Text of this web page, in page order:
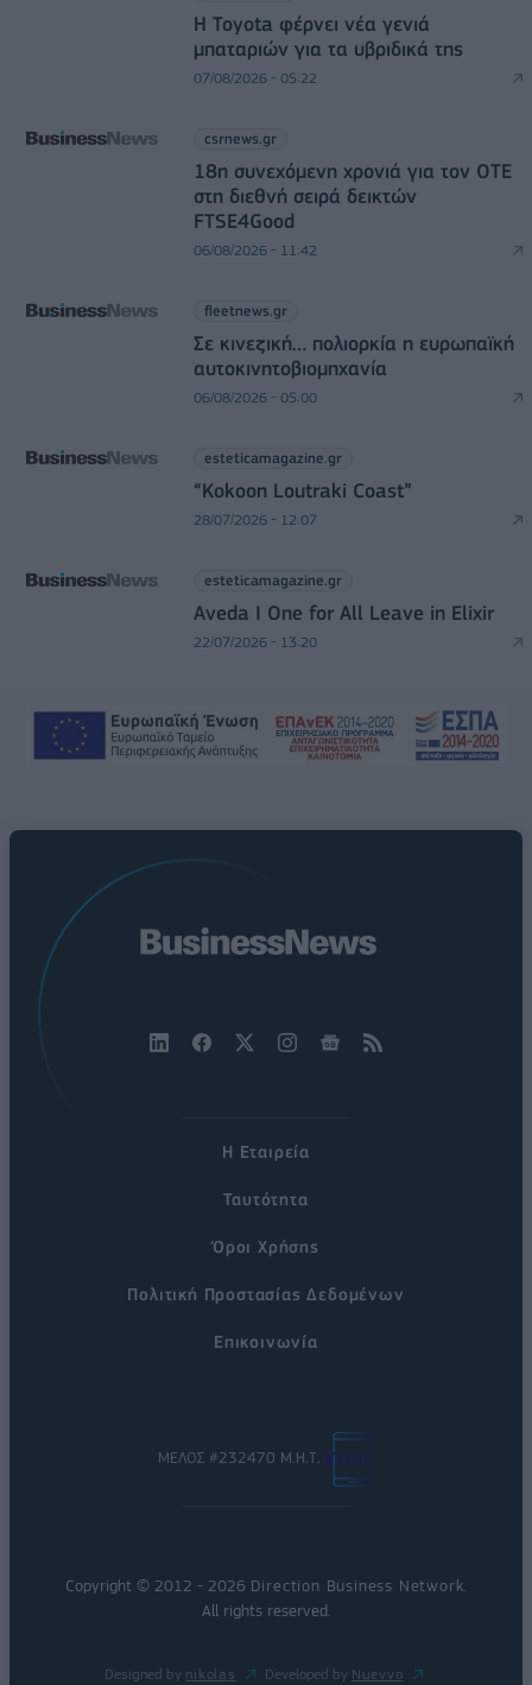
Η Toyota φέρνει νέα γενιά
μπαταριών για τα υβριδικά της
07/08/2026 - 05:22
csrnews.gr
18η συνεχόμενη χρονιά για τον ΟΤΕ
στη διεθνή σειρά δεικτών
FTSE4Good
06/08/2026 - 11:42
fleetnews.gr
Σε κινεζική… πολιορκία η ευρωπαϊκή
αυτοκινητοβιομηχανία
06/08/2026 - 05:00
esteticamagazine.gr
“Kokoon Loutraki Coast”
28/07/2026 - 12:07
esteticamagazine.gr
Aveda I One for All Leave in Elixir
22/07/2026 - 13:20
Η Εταιρεία
Ταυτότητα
Όροι Χρήσης
Πολιτική Προστασίας Δεδομένων
Επικοινωνία
ΜΕΛΟΣ #232470 Μ.Η.Τ.
Copyright © 2012 - 2026 Direction Business Network
All rights reserved.
Designed by nikolas Developed by Nuevvo